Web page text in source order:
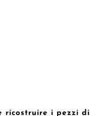
ricostruire i pezzi di